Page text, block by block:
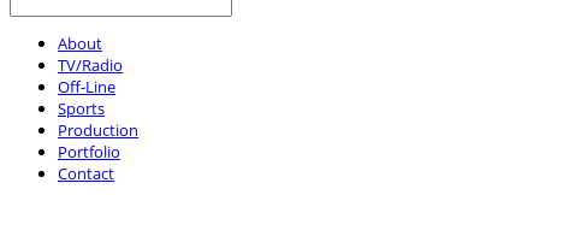
About
TV/Radio
Off-Line
Sports
Production
Portfolio
Contact